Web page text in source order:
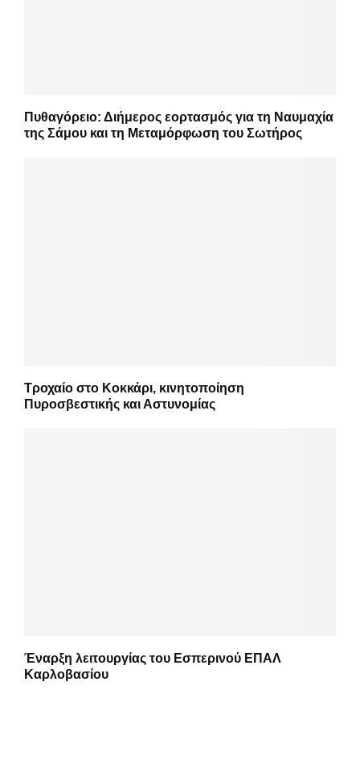
Πυθαγόρειο: Διήμερος εορτασμός για τη Ναυμαχία
της Σάμου και τη Μεταμόρφωση του Σωτήρος
Τροχαίο στο Κοκκάρι, κινητοποίηση
Πυροσβεστικής και Αστυνομίας
Έναρξη λειτουργίας του Εσπερινού ΕΠΑΛ
Καρλοβασίου